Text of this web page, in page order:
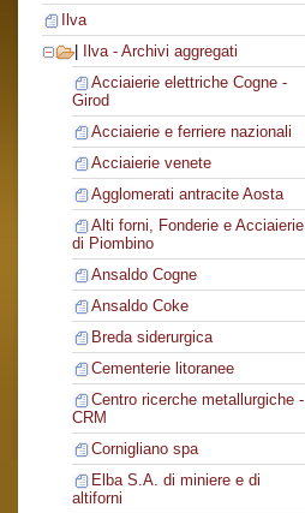
Ilva
Ilva - Archivi aggregati
Acciaierie elettriche Cogne -
Girod
Acciaierie e ferriere nazionali
Acciaierie venete
Agglomerati antracite Aosta
Alti forni, Fonderie e Acciaierie
di Piombino
Ansaldo Cogne
Ansaldo Coke
Breda siderurgica
Cementerie litoranee
Centro ricerche metallurgiche -
CRM
Cornigliano spa
Elba S.A. di miniere e di
altiforni